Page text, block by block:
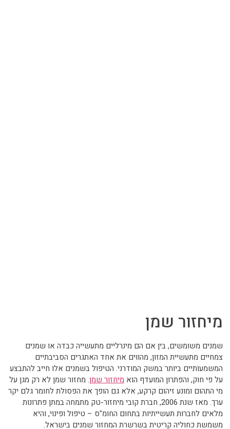
מיחזור שמן
שמנים משומשים, בין אם הם מינרליים מתעשייה כבדה או שמנים
צמחיים מתעשיית המזון, מהווים את אחד האתגרים הסביבתיים
המשמעותיים ביותר במשק המודרני. הטיפול בשמנים אלו חייב להתבצע
על פי חוק, והפתרון המועדף הוא מיחזור שמן. מחזור שמן לא רק מגן על
מי התהום ומונע זיהום קרקע, אלא גם הופך את הפסולת לחומר גלם יקר
ערך. מאז שנת 2006, חברת קובי מיחזור-טק מתמחה במתן פתרונות
מלאים לחברות תעשייתיות בתחום החומ"ס – טיפול ופינוי, והיא
משמשת כחוליה קריטית בשרשרת המחזור שמנים בישראל.